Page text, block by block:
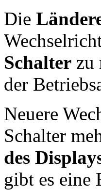
Die
Schalter zu
der
Neuere
Schalter
des
gibt es eine